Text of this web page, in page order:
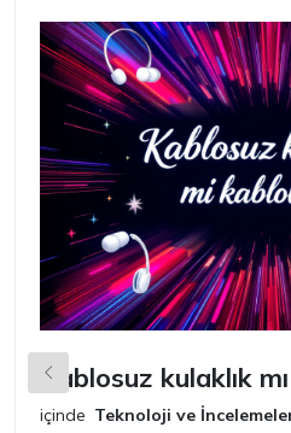
Kablosuz kulaklık
içinde Teknoloji ve